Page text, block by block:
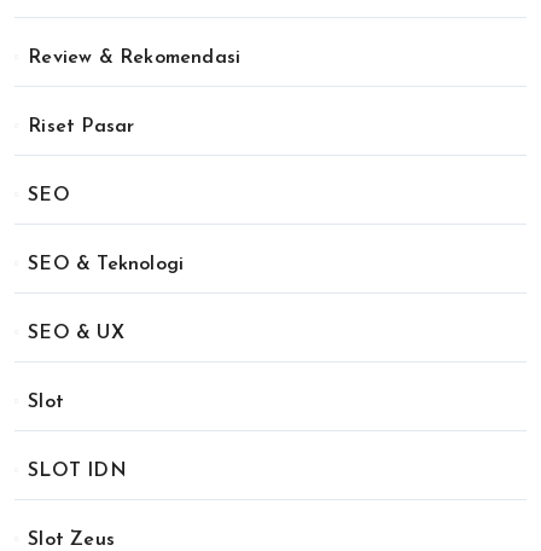
Review & Rekomendasi
Riset Pasar
SEO
SEO & Teknologi
SEO & UX
Slot
SLOT IDN
Slot Zeus